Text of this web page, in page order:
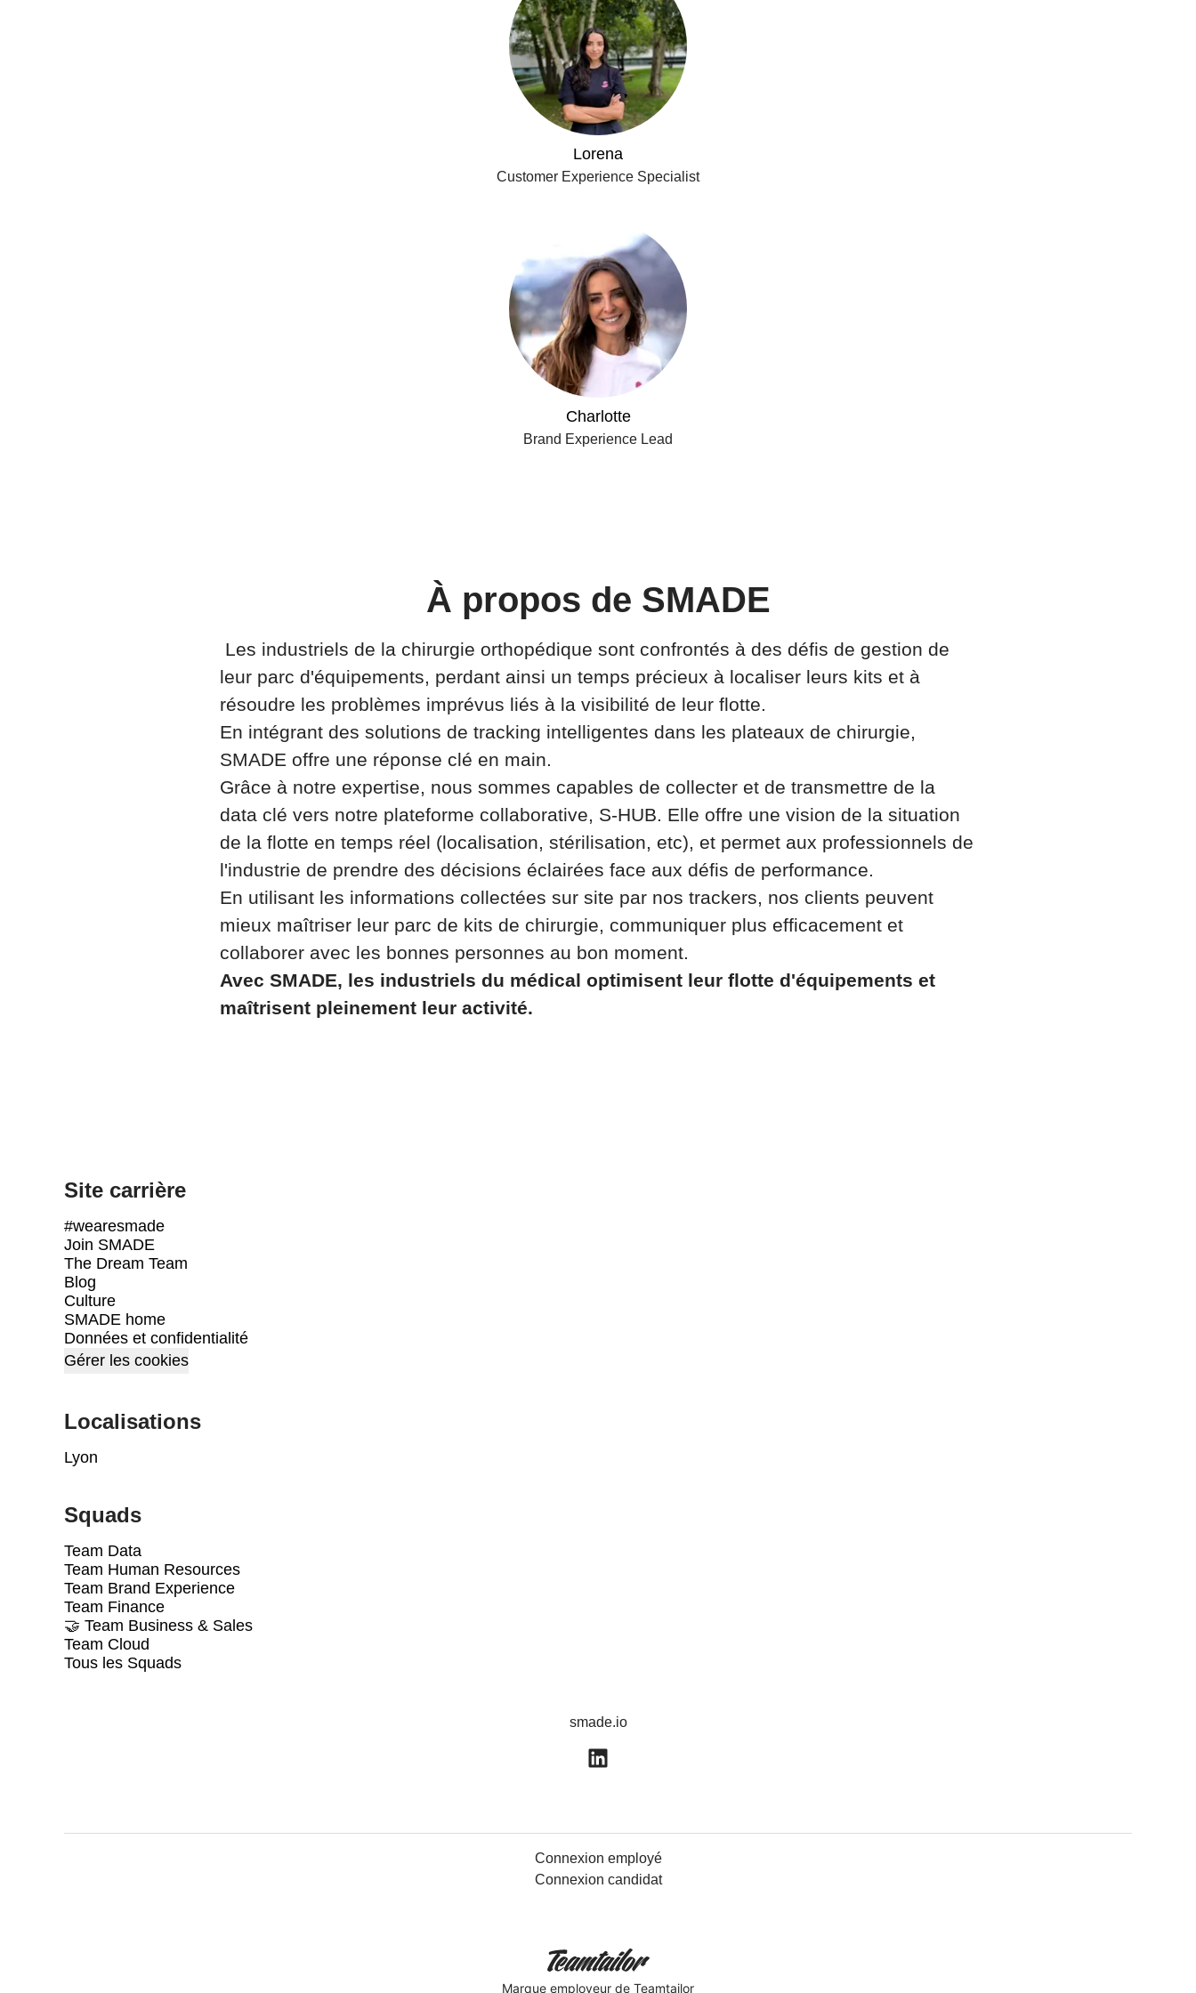
Lorena
Customer Experience Specialist
Charlotte
Brand Experience Lead
À propos de SMADE
Les industriels de la chirurgie orthopédique sont confrontés à des défis de gestion de
leur parc d'équipements, perdant ainsi un temps précieux à localiser leurs kits et à
résoudre les problèmes imprévus liés à la visibilité de leur flotte.
En intégrant des solutions de tracking intelligentes dans les plateaux de chirurgie,
SMADE offre une réponse clé en main.
Grâce à notre expertise, nous sommes capables de collecter et de transmettre de la
data clé vers notre plateforme collaborative, S-HUB. Elle offre une vision de la situation
de la flotte en temps réel (localisation, stérilisation, etc), et permet aux professionnels de
l'industrie de prendre des décisions éclairées face aux défis de performance.
En utilisant les informations collectées sur site par nos trackers, nos clients peuvent
mieux maîtriser leur parc de kits de chirurgie, communiquer plus efficacement et
collaborer avec les bonnes personnes au bon moment.
Avec SMADE, les industriels du médical optimisent leur flotte d'équipements et
maîtrisent pleinement leur activité.
Site carrière
#wearesmade
Join SMADE
The Dream Team
Blog
Culture
SMADE home
Données et confidentialité
Gérer les cookies
Localisations
Lyon
Squads
Team Data
Team Human Resources
Team Brand Experience
Team Finance
🤝 Team Business & Sales
Team Cloud
Tous les Squads
smade.io
Connexion employé
Connexion candidat
Marque employeur de Teamtailor